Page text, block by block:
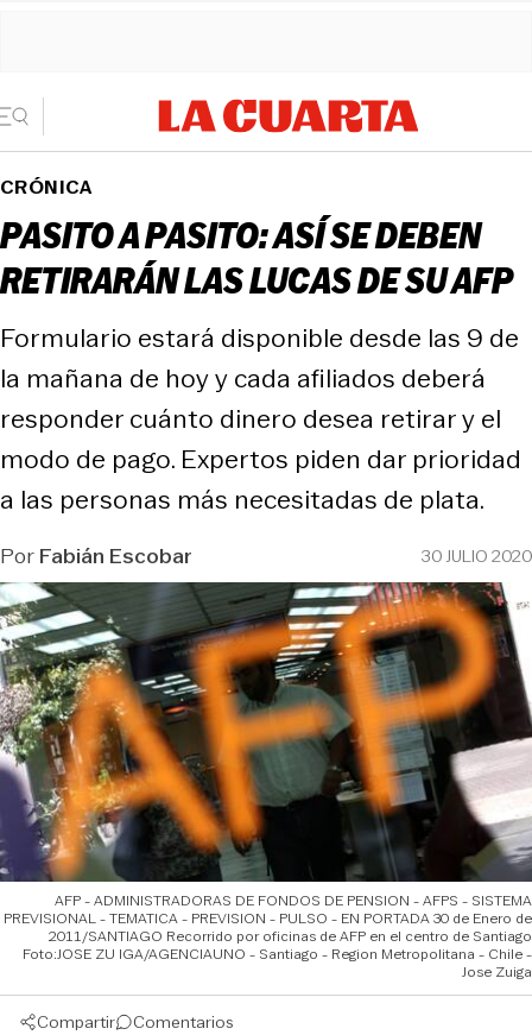
CRÓNICA
PASITO A PASITO: ASÍ SE DEBEN
RETIRARÁN LAS LUCAS DE SU AFP
Formulario estará disponible desde las 9 de
la mañana de hoy y cada afiliados deberá
responder cuánto dinero desea retirar y el
modo de pago. Expertos piden dar prioridad
a las personas más necesitadas de plata.
PorFabián Escobar 30 JULIO 2020
AFP - ADMINISTRADORAS DE FONDOS DE PENSION - AFPS - SISTEMA
PREVISIONAL - TEMATICA - PREVISION - PULSO - EN PORTADA 30 de Enero de
2011/SANTIAGO Recorrido por oficinas de AFP en el centro de Santiago
Foto:JOSE ZU IGA/AGENCIAUNO - Santiago - Region Metropolitana - Chile -
Jose Zuiga
Compartir Comentarios